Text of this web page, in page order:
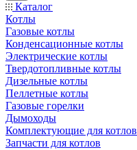
Каталог
Котлы
Газовые котлы
Конденсационные котлы
Электрические котлы
Твердотопливные котлы
Дизельные котлы
Пеллетные котлы
Газовые горелки
Дымоходы
Комплектующие для котлов
Запчасти для котлов